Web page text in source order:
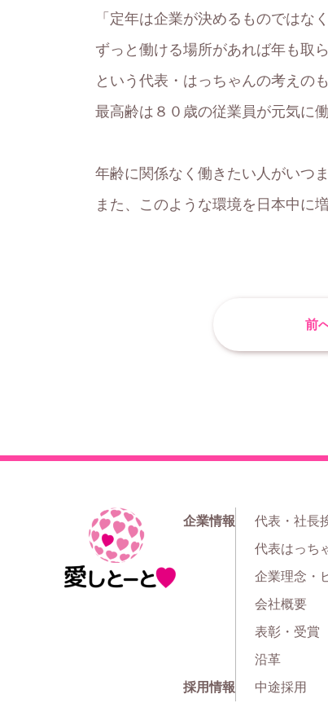
「定年は企業が決めるものではな
ずっと働ける場所があれば年も取
という代表・はっちゃんの考えの
最高齢は８０歳の従業員が元気に
年齢に関係なく働きたい人がいつ
また、このような環境を日本中に
前
ム
企業情報
代表・社長
代表はっち
企業理念・
会社概要
表彰・受賞
沿革
採用情報
中途採用